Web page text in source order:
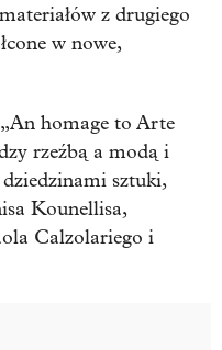
z drugiego
w nowe,
homage to Arte
rzeźbą a modą i
sztuki,
Kounellisa,
Calzolariego i